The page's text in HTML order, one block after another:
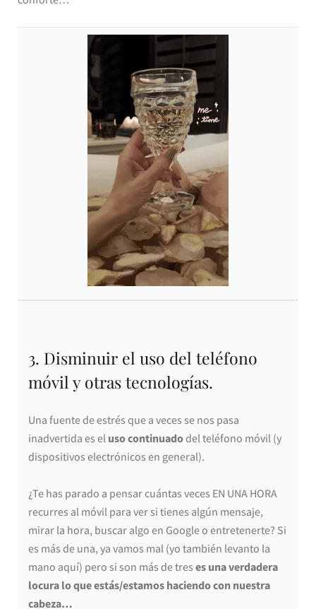
3. Disminuir el uso del teléfono
móvil y otras tecnologías.
Una fuente de estrés que a veces se nos pasa
inadvertida es el uso continuadodel teléfono móvil (y
dispositivos electrónicos en general).
¿Te has parado a pensar cuántas veces EN UNA HORA
recurres al móvil para ver si tienes algún mensaje,
mirar la hora, buscar algo en Google o entretenerte? Si
es más de una, ya vamos mal (yo también levanto la
mano aquí) pero si son más de tres es una verdadera
locura lo que estás/estamos haciendo con nuestra
cabeza…